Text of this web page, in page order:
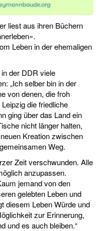
liest aus ihren Büchern
Leben in der ehemaligen
der DDR viele
„Ich selber bin in der
von denen, die froh
die friedliche
ging über das Land ein
nicht länger halten,
Kreation zwischen
Weg.
Zeit verschwunden. Alle
anzupassen.
jemand von den
gelebten Leben und
diesem Leben Würde und
zur Erinnerung,
und es auch bleiben.“